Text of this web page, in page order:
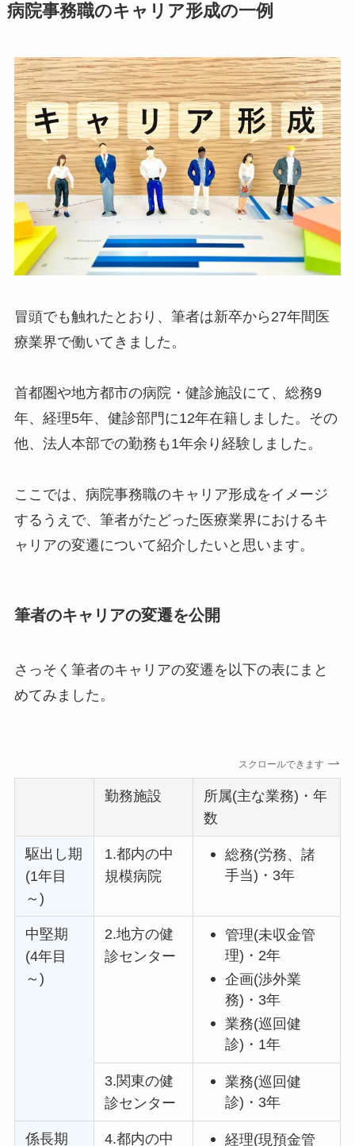
病院事務職のキャリア形成の一例
冒頭でも触れたとおり、筆者は新卒から27年間医
療業界で働いてきました。
首都圏や地方都市の病院・健診施設にて、総務9
年、経理5年、健診部門に12年在籍しました。その
他、法人本部での勤務も1年余り経験しました。
ここでは、病院事務職のキャリア形成をイメージ
するうえで、筆者がたどった医療業界におけるキ
ャリアの変遷について紹介したいと思います。
筆者のキャリアの変遷を公開
さっそく筆者のキャリアの変遷を以下の表にまと
めてみました。
スクロールできます
勤務施設
所属(主な業務)・年
数
駆出し期
(1年目
～)
1.都内の中
規模病院
総務(労務、諸
手当)・3年
中堅期
(4年目
～)
2.地方の健
診センター
管理(未収金管
理)・2年
企画(渉外業
務)・3年
業務(巡回健
診)・1年
3.関東の健
診センター
業務(巡回健
診)・3年
係長期 4.都内の中 経理(現預金管